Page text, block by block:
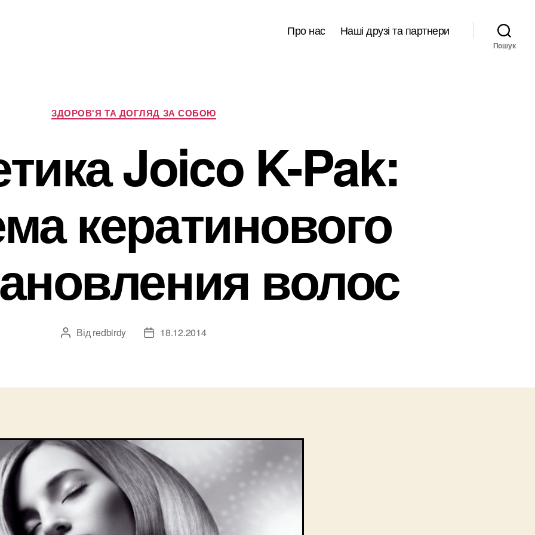
Про нас Наші друзі та партнери
Пошук
Категорії
ЗДОРОВ'Я ТА ДОГЛЯД ЗА СОБОЮ
Joico K-Pak:
кератинового
волос
Автор
Від redbirdy
Дата18.12.2014